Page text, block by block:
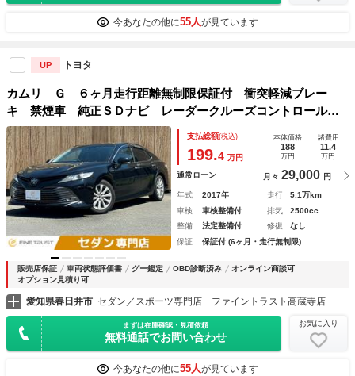
今あなたの他に55人が見ています
UP トヨタ
カムリ Ｇ ６ヶ月走行距離無制限保証付 衝突軽減ブレー
キ 禁煙車 純正ＳＤナビ レーダークルーズコントロール
バックカメラ クリアランスソナー パワーシート ＭＴモー
ド付 Ｂｌｕｅｔｏｏｔｈ フルセグＴＶ ＥＴＣ
支払総額(税込)
199.4 万円
本体価格
188
万円
諸費用
11.4
万円
通常ローン 月々 29,000 円
年式 2017年 走行
5.1万km
車検
車検整備付 排気
2500cc
整備
法定整備付 修復
なし
保証
保証付 (6ヶ月・走行無制限)
販売店保証 車両状態評価書 グー鑑定 OBD診断済み
オンライン商談可
オプション見積り可
愛知県春日井市 セダン／スポーツ専門店 ファイントラスト高蔵寺店
まずは在庫確認・見積依頼
無料通話でお問い合わせ
お気に入り
今あなたの他に55人が見ています